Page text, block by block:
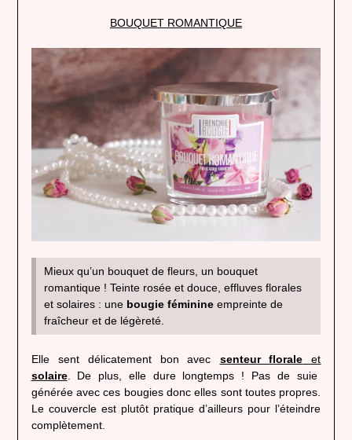
BOUQUET ROMANTIQUE
Mieux qu’un bouquet de fleurs, un bouquet
romantique ! Teinte rosée et douce, effluves florales
et solaires : une bougie féminineempreinte de
fraîcheur et de légèreté.
Elle sent délicatement bon avec senteur florale et
solaire. De plus, elle dure longtemps ! Pas de suie
générée avec ces bougies donc elles sont toutes propres.
Le couvercle est plutôt pratique d’ailleurs pour l’éteindre
complètement.